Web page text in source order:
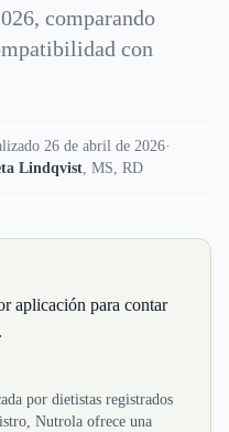
comparando
con
26 de abril de 2026·
Lindqvist, MS, RD
aplicación para contar
por dietistas registrados
Nutrola ofrece una